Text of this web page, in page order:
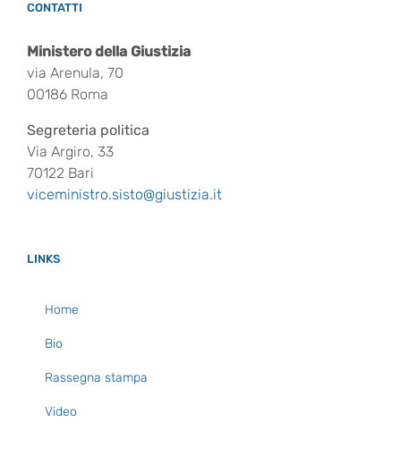
CONTATTI
Ministero della Giustizia
via Arenula, 70
00186 Roma
Segreteria politica
Via Argiro, 33
70122 Bari
viceministro.sisto@giustizia.it
LINKS
Home
Bio
Rassegna stampa
Video